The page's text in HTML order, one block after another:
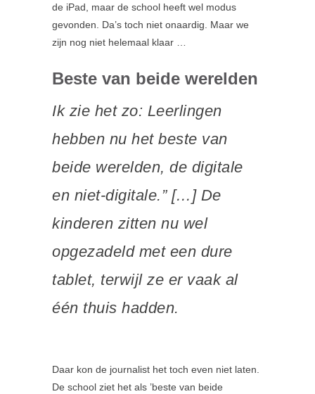
de iPad, maar de school heeft wel modus
gevonden. Da’s toch niet onaardig. Maar we
zijn nog niet helemaal klaar …
Beste van beide werelden
Ik zie het zo: Leerlingen
hebben nu het beste van
beide werelden, de digitale
en niet-digitale.” […] De
kinderen zitten nu wel
opgezadeld met een dure
tablet, terwijl ze er vaak al
één thuis hadden.
Daar kon de journalist het toch even niet laten.
De school ziet het als ’beste van beide